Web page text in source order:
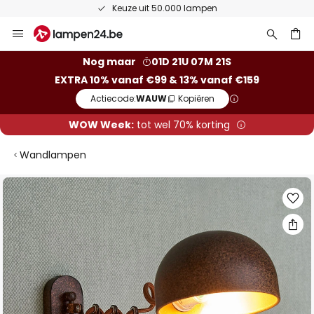
Keuze uit 50.000 lampen
naar
Nog maar
01D 21U 07M 21S
EXTRA 10% vanaf €99 & 13% vanaf €159
Actiecode:WAUW Kopiëren
WOW Week:tot wel 70% korting
Wandlampen
Ga
naar
het
einde
van
de
afbeeldingen-
gallerij